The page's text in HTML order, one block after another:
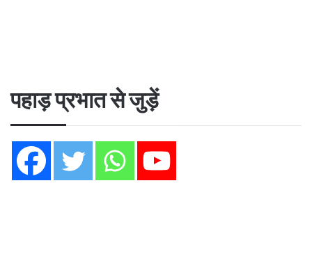
पहाड़ प्रभात से जुड़ें